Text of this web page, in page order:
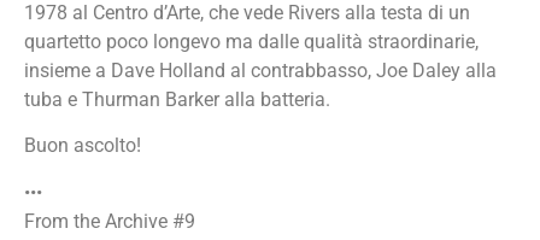
1978 al Centro d’Arte, che vede Rivers alla testa di un
quartetto poco longevo ma dalle qualità straordinarie,
insieme a Dave Holland al contrabbasso, Joe Daley alla
tuba e Thurman Barker alla batteria.
Buon ascolto!
•••
From the Archive #9